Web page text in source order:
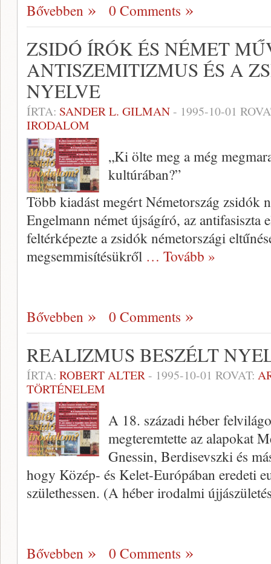
Bővebben 0 Comments
ZSIDÓ ÍRÓK ÉS NÉMET
ANTISZEMITIZMUS ÉS A
NYELVE
ÍRTA: SANDER L. GILMAN- 1995-10-01
IRODALOM
„Ki ölte meg a még
kultúrában?”
Több kiadást megért Németország zsi­dók
Engelmann német újságíró, az antifasiszta
feltérképezte a zsidók németországi
megsemmisítésükről … Tovább »
Bővebben 0 Comments
REALIZMUS BESZÉLT
ÍRTA: ROBERT ALTER- 1995-10-01 ROVAT:
TÖRTÉNELEM
A 18. századi héber
megterem­tette az alapokat
Gnessin, Berdisevszki és
hogy Közép- és Kelet-Európában eredeti
születhessen. (A héber irodalmi
Bővebben 0 Comments